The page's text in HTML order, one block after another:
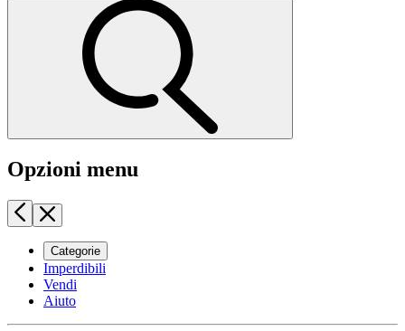
Opzioni menu
Categorie
Imperdibili
Vendi
Aiuto